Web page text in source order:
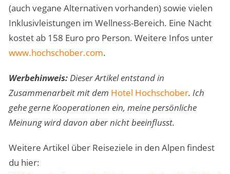
(auch vegane Alternativen vorhanden) sowie vielen
Inklusivleistungen im Wellness-Bereich. Eine Nacht
kostet ab 158 Euro pro Person. Weitere Infos unter
www.hochschober.com.
Werbehinweis:Dieser Artikel entstand in
Zusammenarbeit mit dem Hotel Hochschober. Ich
gehe gerne Kooperationen ein, meine persönliche
Meinung wird davon aber nicht beeinflusst.
Weitere Artikel über Reiseziele in den Alpen findest
du hier: